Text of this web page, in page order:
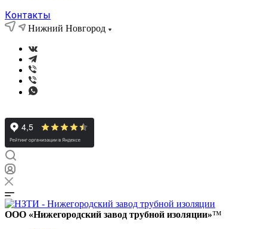
Контакты
Нижний Новгород
ООО «Нижегородский завод трубной изоляции»™